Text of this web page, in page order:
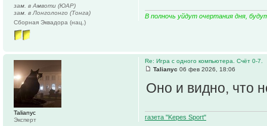
В полночь уйдут очертания дня,
зам. в Амвоти (ЮАР)
зам. в Лонголонго (Тонга)
Сборная Эквадора (нац.)
Re: Игра с одного компьютера. Счёт 0-7.
Talianyc 06 фев 2026, 18:06
Оно и видно, что
газета "Kepes Sport"
Talianyc
Эксперт